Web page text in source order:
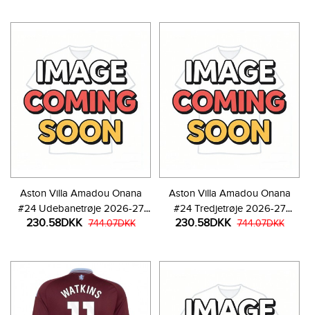
Aston Villa Amadou Onana
#24 Udebanetrøje 2026-27
Kortærmet
230.58DKK 744.07DKK
Aston Villa Amadou Onana
#24 Tredjetrøje 2026-27
Kortærmet
230.58DKK 744.07DKK